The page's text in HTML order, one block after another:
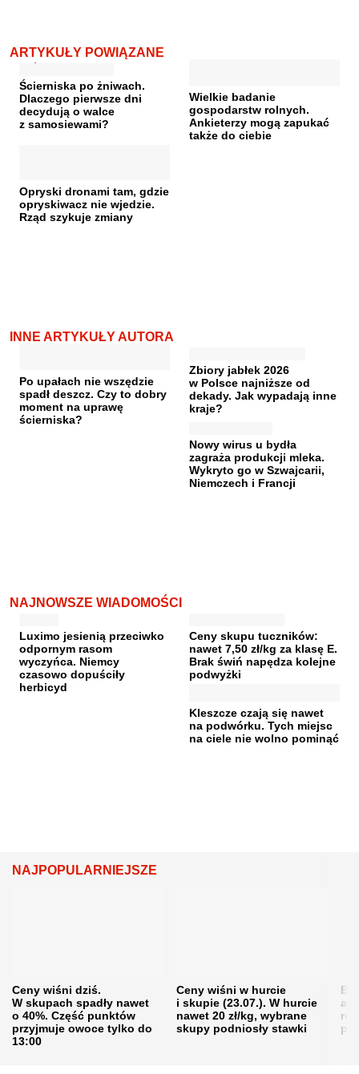
ARTYKUŁY POWIĄZANE
Ścierniska po żniwach.
Dlaczego pierwsze dni
decydują o walce
z samosiewami?
Wielkie badanie
gospodarstw rolnych.
Ankieterzy mogą zapukać
także do ciebie
Opryski dronami tam, gdzie
opryskiwacz nie wjedzie.
Rząd szykuje zmiany
INNE ARTYKUŁY AUTORA
Po upałach nie wszędzie
spadł deszcz. Czy to dobry
moment na uprawę
ścierniska?
Zbiory jabłek 2026
w Polsce najniższe od
dekady. Jak wypadają inne
kraje?
Nowy wirus u bydła
zagraża produkcji mleka.
Wykryto go w Szwajcarii,
Niemczech i Francji
NAJNOWSZE WIADOMOŚCI
Luximo jesienią przeciwko
odpornym rasom
wyczyńca. Niemcy
czasowo dopuściły
herbicyd
Ceny skupu tuczników:
nawet 7,50 zł/kg za klasę E.
Brak świń napędza kolejne
podwyżki
Kleszcze czają się nawet
na podwórku. Tych miejsc
na ciele nie wolno pominąć
NAJPOPULARNIEJSZE
Ceny wiśni dziś.
W skupach spadły nawet
o 40%. Część punktów
przyjmuje owoce tylko do
13:00
Ceny wiśni w hurcie
i skupie (23.07.). W hurcie
nawet 20 zł/kg, wybrane
skupy podniosły stawki